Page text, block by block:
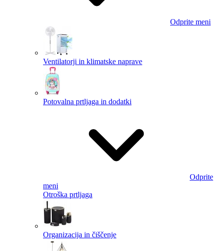
Odprite meni
Ventilatorji in klimatske naprave
Potovalna prtljaga in dodatki
Odprite
meni
Otroška prtljaga
Organizacija in čiščenje